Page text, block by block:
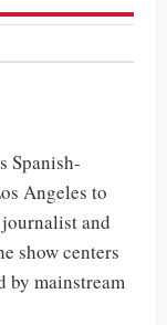
Spanish-
Angeles to
and
show centers
by mainstream